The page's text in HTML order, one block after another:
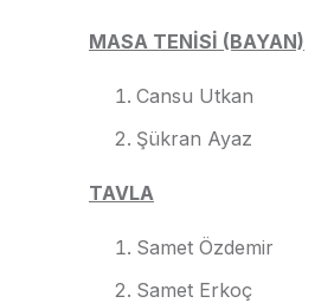
MASA TENİSİ (BAYAN)
Cansu Utkan
Şükran Ayaz
TAVLA
Samet Özdemir
Samet Erkoç